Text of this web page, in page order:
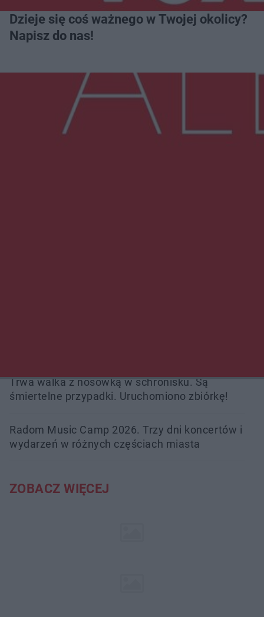
Dzieje się coś ważnego w Twojej okolicy?
Napisz do nas!
Więcej
Trwa walka z nosówką w schronisku. Są
śmiertelne przypadki. Uruchomiono zbiórkę!
Radom Music Camp 2026. Trzy dni koncertów i
wydarzeń w różnych częściach miasta
ZOBACZ WIĘCEJ